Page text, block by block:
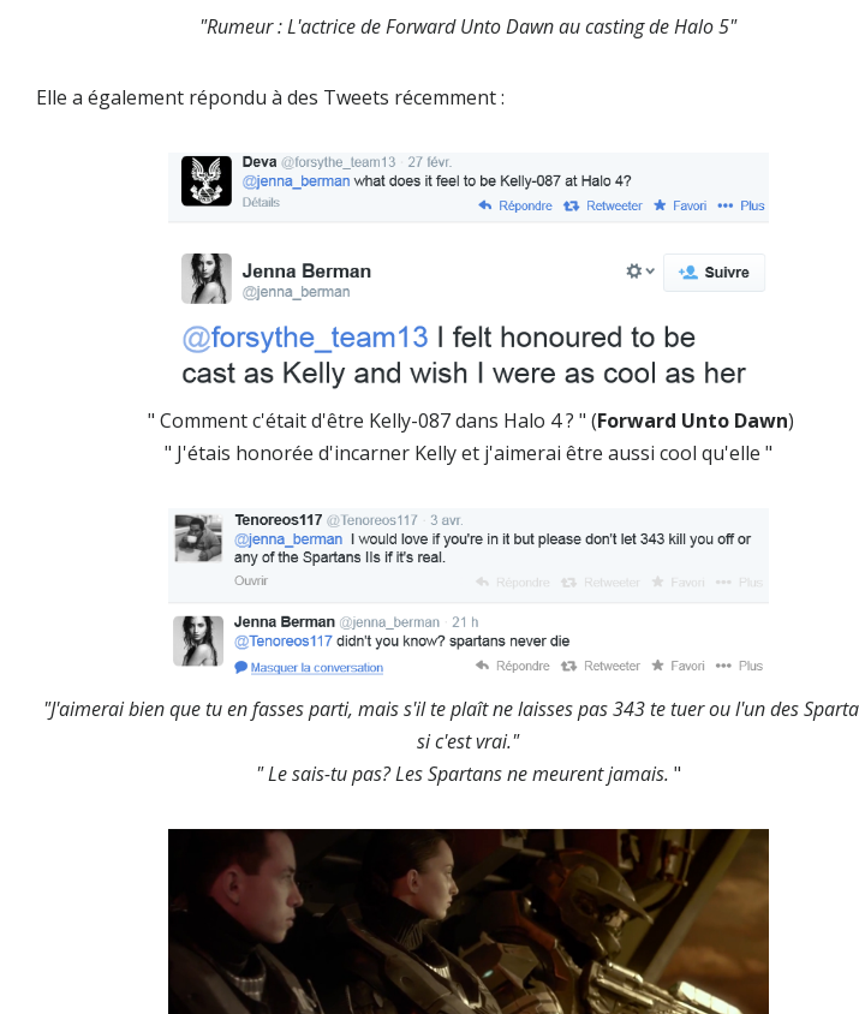
"Rumeur : L'actrice de Forward Unto Dawn au casting de Halo 5"
Elle a également répondu à des Tweets récemment :
" Comment c'était d'être Kelly-087 dans Halo 4 ? " (Forward Unto Dawn)
" J'étais honorée d'incarner Kelly et j'aimerai être aussi cool qu'elle "
"J'aimerai bien que tu en fasses parti,mais s'il te plaîtne laisses pas 343 te tuerou l'un des
sic'est vrai."
" Le sais-tu pas? Les Spartans ne meurent jamais. "